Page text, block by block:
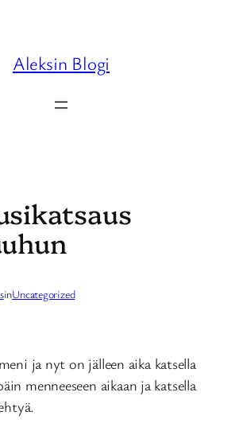
Aleksin Blogi
inUncategorized
ja nyt on jälleen aika katsella
menneeseen aikaan ja katsella